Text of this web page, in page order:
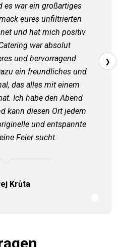
❯
es war ein großartiges
eures unfiltrierten
und hat mich positiv
war absolut
und hervorragend
ein freundliches und
das alles mit einem
Ich habe den Abend
kann diesen Ort jedem
und entspannte
Feier sucht.
Krůta